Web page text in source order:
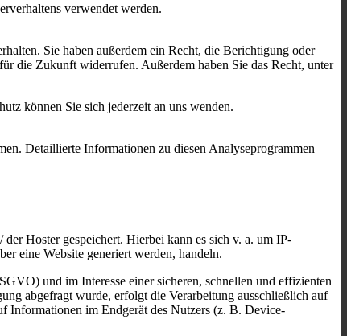
verwendet werden.
Sie haben außerdem ein Recht, die Berichtigung oder
die Zukunft widerrufen. Außerdem haben Sie das Recht, unter
können Sie sich jederzeit an uns wenden.
Detaillierte Informationen zu diesen Analyseprogrammen
Hoster gespeichert. Hierbei kann es sich v. a. um IP-
eine Website generiert werden, handeln.
und im Interesse einer sicheren, schnellen und effizienten
abgefragt wurde, erfolgt die Verarbeitung ausschließlich auf
im Endgerät des Nutzers (z. B. Device-